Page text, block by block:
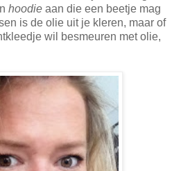
hoodie aan die een beetje mag
is de olie uit je kleren, maar of
wil besmeuren met olie,